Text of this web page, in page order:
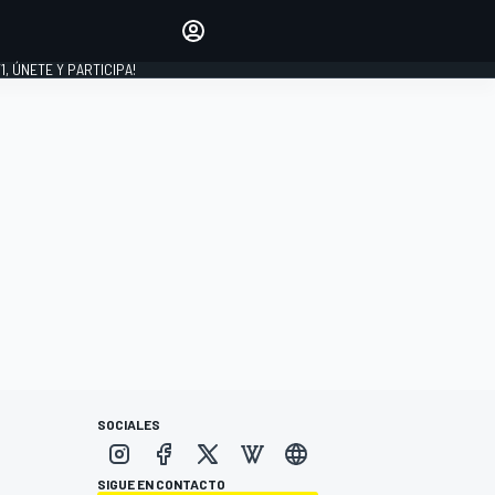
INICIAR SESIÓN
ÚNETE Y PARTICIPA!
SOCIALES
SIGUE EN CONTACTO